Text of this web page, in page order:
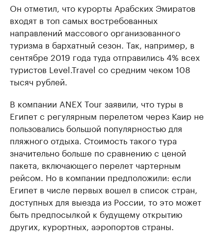
Он отметил, что курорты Арабских Эмиратов
входят в топ самых востребованных
направлений массового организованного
туризма в бархатный сезон. Так, например, в
сентябре 2019 года туда отправились 4% всех
туристов Level.Travel со средним чеком 108
тысяч рублей.
В компании ANEX Tour заявили, что туры в
Египет с регулярным перелетом через Каир не
пользовались большой популярностью для
пляжного отдыха. Стоимость такого тура
значительно больше по сравнению с ценой
пакета, включающего перелет чартерным
рейсом. Но в компании предположили: если
Египет в числе первых вошел в список стран,
доступных для выезда из России, то это может
быть предпосылкой к будущему открытию
других, курортных, аэропортов страны.